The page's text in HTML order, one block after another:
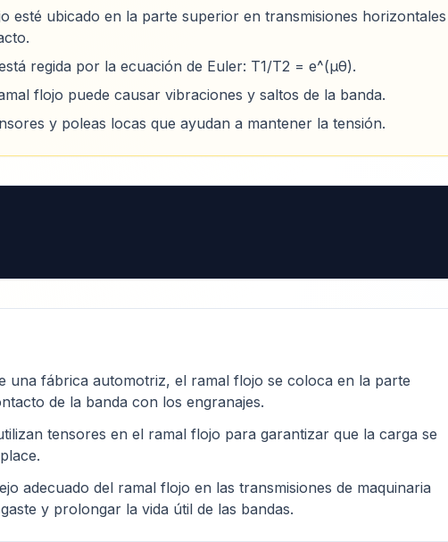
esté ubicado en la parte superior en transmisiones horizontales
regida por la ecuación de Euler: T1/T2 = e^(μθ).
flojo puede causar vibraciones y saltos de la banda.
y poleas locas que ayudan a mantener la tensión.
una fábrica automotriz, el ramal flojo se coloca en la parte
de la banda con los engranajes.
tensores en el ramal flojo para garantizar que la carga se
adecuado del ramal flojo en las transmisiones de maquinaria
y prolongar la vida útil de las bandas.